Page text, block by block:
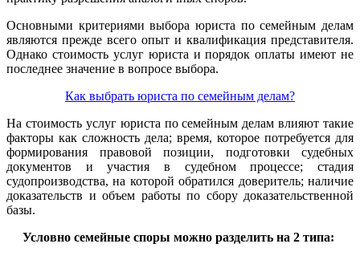
Основными критериями выбора юриста по семейным делам
являются прежде всего опыт и квалификация представителя.
Однако стоимость услуг юриста и порядок оплаты имеют не
последнее значение в вопросе выбора.
Как выбрать юриста по семейным делам?
На стоимость услуг юриста по семейным делам влияют такие
факторы как сложность дела; время, которое потребуется для
формирования правовой позиции, подготовки судебных
документов и участия в судебном процессе; стадия
судопроизводства, на которой обратился доверитель; наличие
доказательств и объем работы по сбору доказательственной
базы.
Условно семейные споры можно разделить на 2 типа: